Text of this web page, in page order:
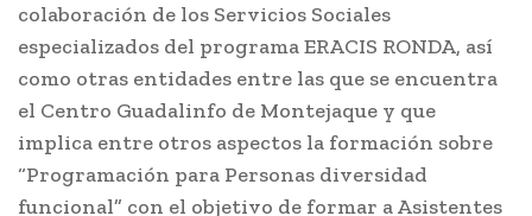
colaboración de los Servicios Sociales
especializados del programa ERACIS RONDA, así
como otras entidades entre las que se encuentra
el Centro Guadalinfo de Montejaque y que
implica entre otros aspectos la formación sobre
“Programación para Personas diversidad
funcional” con el objetivo de formar a Asistentes